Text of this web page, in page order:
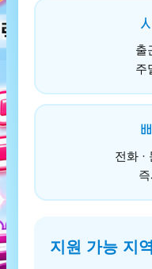
출
주
전화 ·
지원 가능 지역